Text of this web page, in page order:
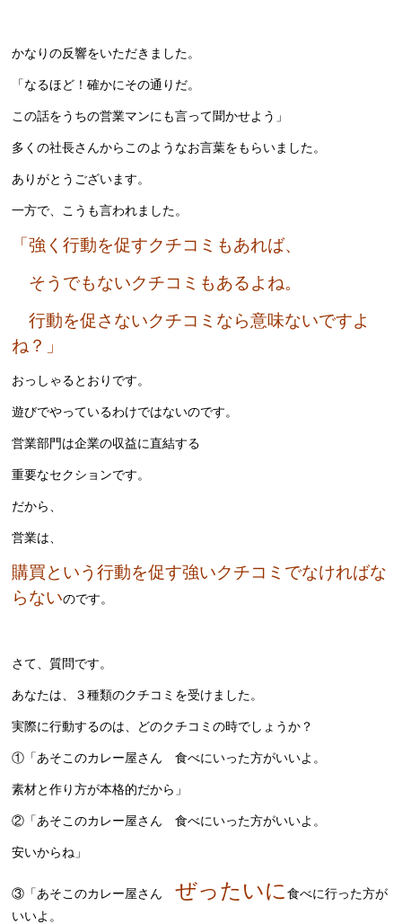
かなりの反響をいただきました。
「なるほど！確かにその通りだ。
この話をうちの営業マンにも言って聞かせよう」
多くの社長さんからこのようなお言葉をもらいました。
ありがとうございます。
一方で、こうも言われました。
「強く行動を促すクチコミもあれば、
そうでもないクチコミもあるよね。
行動を促さないクチコミなら意味ないですよ
ね？」
おっしゃるとおりです。
遊びでやっているわけではないのです。
営業部門は企業の収益に直結する
重要なセクションです。
だから、
営業は、
購買という行動を促す強いクチコミでなければな
らないのです。
さて、質問です。
あなたは、３種類のクチコミを受けました。
実際に行動するのは、どのクチコミの時でしょうか？
①「あそこのカレー屋さん 食べにいった方がいいよ。
素材と作り方が本格的だから」
②「あそこのカレー屋さん 食べにいった方がいいよ。
安いからね」
③「あそこのカレー屋さんぜったいに食べに行った方が
いいよ。